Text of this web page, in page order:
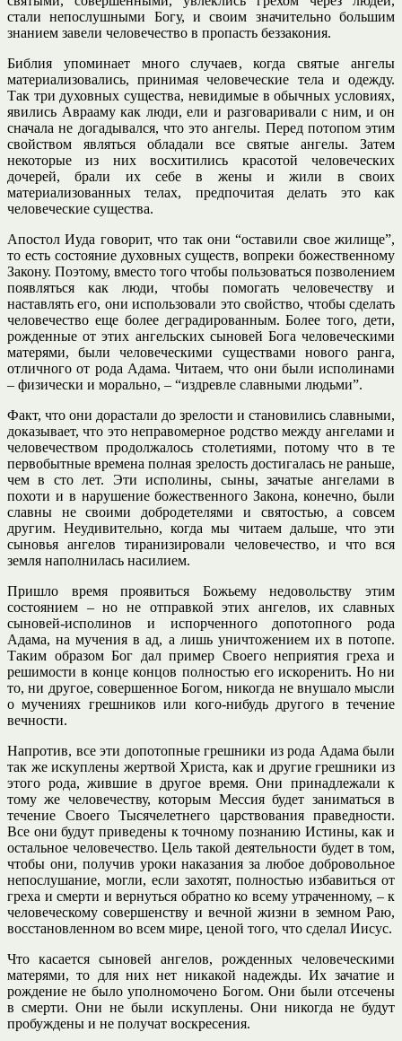
стали непослушными Богу, и своим значительно большим
знанием завели человечество в пропасть беззакония.
Библия упоминает много случаев, когда святые ангелы
материализовались, принимая человеческие тела и одежду.
Так три духовных существа, невидимые в обычных условиях,
явились Аврааму как люди, ели и разговаривали с ним, и он
сначала не догадывался, что это ангелы. Перед потопом этим
свойством являться обладали все святые ангелы. Затем
некоторые из них восхитились красотой человеческих
дочерей, брали их себе в жены и жили в своих
материализованных телах, предпочитая делать это как
человеческие существа.
Апостол Иуда говорит, что так они “оставили свое жилище”,
то есть состояние духовных существ, вопреки божественному
Закону. Поэтому, вместо того чтобы пользоваться позволением
появляться как люди, чтобы помогать человечеству и
наставлять его, они использовали это свойство, чтобы сделать
человечество еще более деградированным. Более того, дети,
рожденные от этих ангельских сыновей Бога человеческими
матерями, были человеческими существами нового ранга,
отличного от рода Адама. Читаем, что они были исполинами
– физически и морально, – “издревле славными людьми”.
Факт, что они дорастали до зрелости и становились славными,
доказывает, что это неправомерное родство между ангелами и
человечеством продолжалось столетиями, потому что в те
первобытные времена полная зрелость достигалась не раньше,
чем в сто лет. Эти исполины, сыны, зачатые ангелами в
похоти и в нарушение божественного Закона, конечно, были
славны не своими добродетелями и святостью, а совсем
другим. Неудивительно, когда мы читаем дальше, что эти
сыновья ангелов тиранизировали человечество, и что вся
земля наполнилась насилием.
Пришло время проявиться Божьему недовольству этим
состоянием – но не отправкой этих ангелов, их славных
сыновей-исполинов и испорченного допотопного рода
Адама, на мучения в ад, а лишь уничтожением их в потопе.
Таким образом Бог дал пример Своего неприятия греха и
решимости в конце концов полностью его искоренить. Но ни
то, ни другое, совершенное Богом, никогда не внушало мысли
о мучениях грешников или кого-нибудь другого в течение
вечности.
Напротив, все эти допотопные грешники из рода Адама были
так же искуплены жертвой Христа, как и другие грешники из
этого рода, жившие в другое время. Они принадлежали к
тому же человечеству, которым Мессия будет заниматься в
течение Своего Тысячелетнего царствования праведности.
Все они будут приведены к точному познанию Истины, как и
остальное человечество. Цель такой деятельности будет в том,
чтобы они, получив уроки наказания за любое добровольное
непослушание, могли, если захотят, полностью избавиться от
греха и смерти и вернуться обратно ко всему утраченному, – к
человеческому совершенству и вечной жизни в земном Раю,
восстановленном во всем мире, ценой того, что сделал Иисус.
Что касается сыновей ангелов, рожденных человеческими
матерями, то для них нет никакой надежды. Их зачатие и
рождение не было уполномочено Богом. Они были отсечены
в смерти. Они не были искуплены. Они никогда не будут
пробуждены и не получат воскресения.